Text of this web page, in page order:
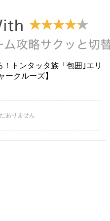
！トンタッタ族「包囲｣エリ
ークルーズ】